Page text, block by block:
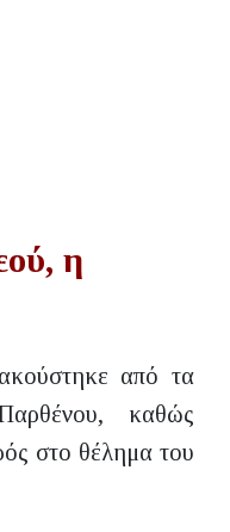
η
από τα
καθώς
στο θέλημα του